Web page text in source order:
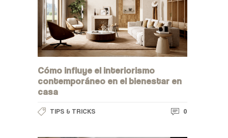
Cómo influye el interiorismo
contemporáneo en el bienestar en
casa
TIPS & TRICKS 0